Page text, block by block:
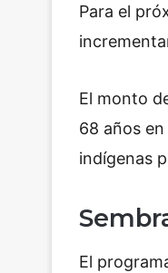
Para el
El monto
68 años
indígenas
El